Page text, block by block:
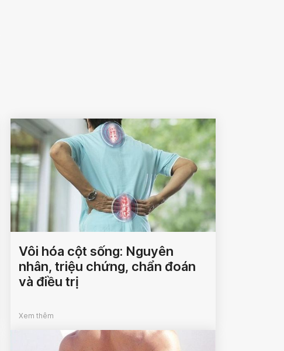
Vôi hóa cột sống: Nguyên
nhân, triệu chứng, chẩn đoán
và điều trị
Xem thêm